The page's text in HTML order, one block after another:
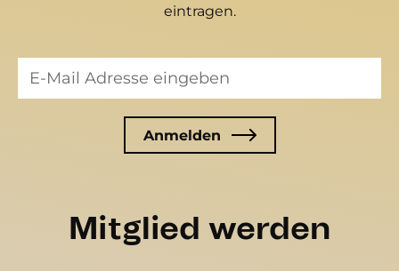
eintragen.
Mitglied werden